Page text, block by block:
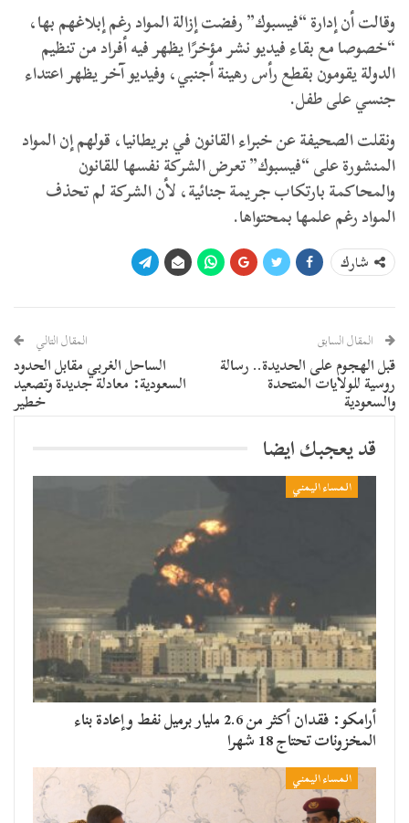
وقالت أن إدارة “فيسبوك” رفضت إزالة المواد رغم إبلاغهم بها،
“خصوصا مع بقاء فيديو نشر مؤخرًا يظهر فيه أفراد من تنظيم
الدولة يقومون بقطع رأس رهينة أجنبي، وفيديو آخر يظهر اعتداء
جنسي على طفل.
ونقلت الصحيفة عن خبراء القانون في بريطانيا، قولهم إن المواد
المنشورة على “فيسبوك” تعرض الشركة نفسها للقانون
والمحاكمة بارتكاب جريمة جنائية، لأن الشركة لم تحذف
المواد رغم علمها بمحتواها.
شارك
المقال السابق
قبل الهجوم على الحديدة.. رسالة
روسية للولايات المتحدة
والسعودية
المقال التالي
الساحل الغربي مقابل الحدود
السعودية: معادلة جديدة وتصعيد
خطير
قد يعجبك ايضا
المساء اليمني
أرامكو: فقدان أكثر من 2.6 مليار برميل نفط وإعادة بناء
المخزونات تحتاج 18 شهرا
المساء اليمني